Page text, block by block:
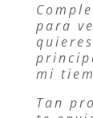
para
mi
Tan